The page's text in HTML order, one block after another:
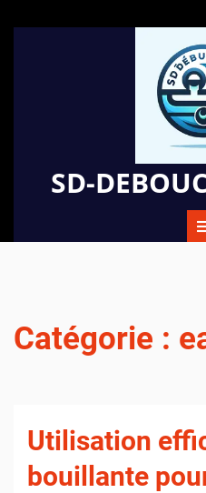
au
SD-
Catégorie :
Utilisation
bouillante